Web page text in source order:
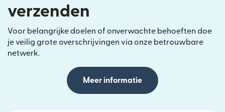
verzenden
Voor belangrijke doelen of onverwachte behoeften doe
je veilig grote overschrijvingen via onze betrouwbare
netwerk.
Meer informatie